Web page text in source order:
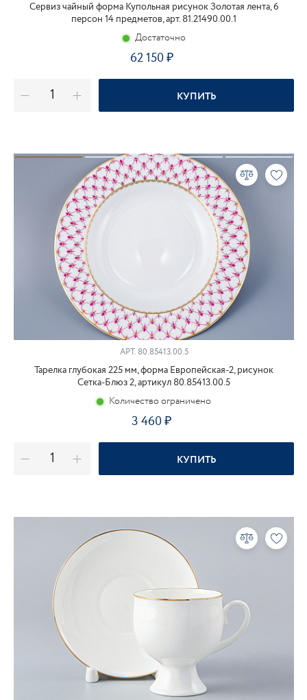
Сервиз чайный форма Купольная рисунок Золотая лента, 6
персон 14 предметов, арт. 81.21490.00.1
Достаточно
62 150
КУПИТЬ
АРТ.80.85413.00.5
Тарелка глубокая 225 мм, форма Европейская-2, рисунок
Сетка-Блюз 2, артикул 80.85413.00.5
Количество ограничено
3 460
КУПИТЬ